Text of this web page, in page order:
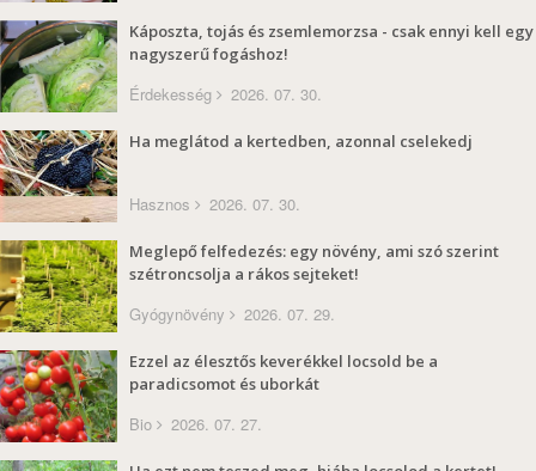
Káposzta, tojás és zsemlemorzsa - csak ennyi kell egy
nagyszerű fogáshoz!
Érdekesség 2026. 07. 30.
Ha meglátod a kertedben, azonnal cselekedj
Hasznos 2026. 07. 30.
Meglepő felfedezés: egy növény, ami szó szerint
szétroncsolja a rákos sejteket!
Gyógynövény 2026. 07. 29.
Ezzel az élesztős keverékkel locsold be a
paradicsomot és uborkát
Bio 2026. 07. 27.